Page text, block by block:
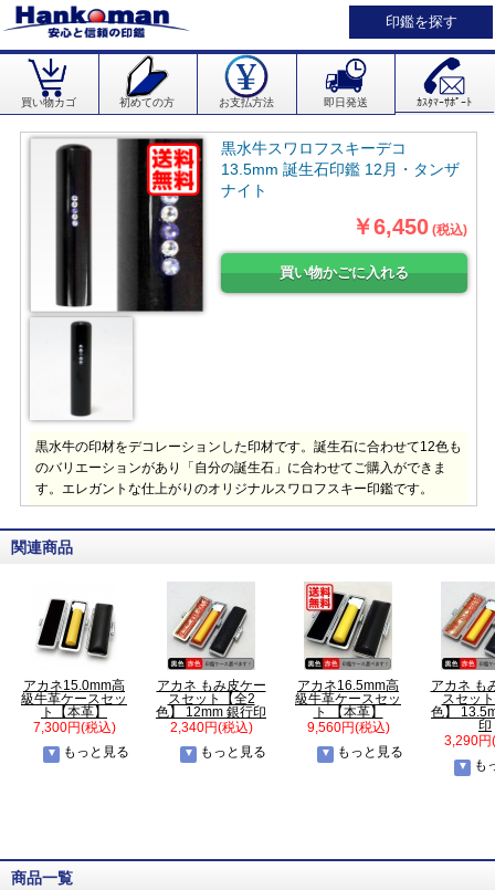
印鑑を探す
買い物カゴ 初めての方 お支払方法 即日発送 ｶｽﾀﾏｰｻﾎﾟｰﾄ
黒水牛スワロフスキーデコ
13.5mm 誕生石印鑑 12月・タンザ
ナイト
￥6,450 (税込)
黒水牛の印材をデコレーションした印材です。誕生石に合わせて12色も
のバリエーションがあり「自分の誕生石」に合わせてご購入ができま
す。エレガントな仕上がりのオリジナルスワロフスキー印鑑です。
関連商品
アカネ15.0mm高
級牛革ケースセッ
ト【本革】
7,300円(税込)
もっと見る
アカネ もみ皮ケー
スセット【全2
色】 12mm 銀行印
2,340円(税込)
もっと見る
アカネ16.5mm高
級牛革ケースセッ
ト 【本革】
9,560円(税込)
もっと見る
アカネ も
スセッ
色】
印
3,290円
も
商品一覧